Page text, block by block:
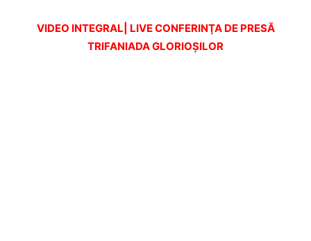
VIDEO INTEGRAL| LIVE CONFERINŢA DE PRESĂ
TRIFANIADA GLORIOŞILOR